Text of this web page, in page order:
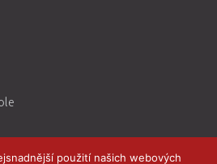
použití našich webových